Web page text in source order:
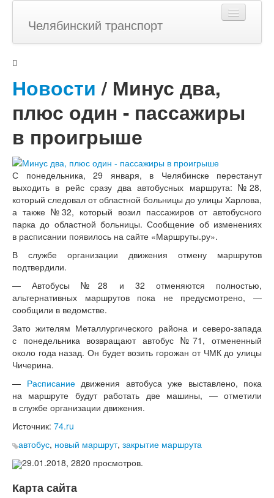
Челябинский транспорт
Фото
Новости
Статьи
Темы
История
Контакты
Новости / Минус два,
плюс один - пассажиры
в проигрыше
С понедельника, 29 января, в Челябинске перестанут
выходить в рейс сразу два автобусных маршрута: №28,
который следовал от областной больницы до улицы Харлова,
а также №32, который возил пассажиров от автобусного
парка до областной больницы. Сообщение об изменениях
в расписании появилось на сайте «Маршруты.ру».
В службе организации движения отмену маршрутов
подтвердили.
— Автобусы №28 и 32 отменяются полностью,
альтернативных маршрутов пока не предусмотрено, —
сообщили в ведомстве.
Зато жителям Металлургического района и северо-запада
с понедельника возвращают автобус №71, отмененный
около года назад. Он будет возить горожан от ЧМК до улицы
Чичерина.
— Расписаниедвижения автобуса уже выставлено, пока
на маршруте будут работать две машины, — отметили
в службе организации движения.
Источник: 74.ru
автобус, новый маршрут, закрытие маршрута
29.01.2018, 2820 просмотров.
Карта сайта